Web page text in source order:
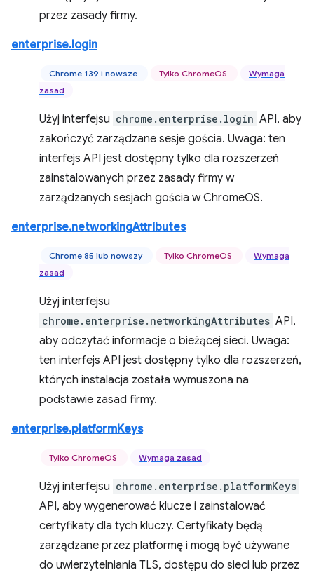
przez zasady firmy.
enterprise.login
Chrome 139 i nowsze Tylko ChromeOS
Wymaga
zasad
Użyj interfejsu chrome.enterprise.login API, aby
zakończyć zarządzane sesje gościa. Uwaga: ten
interfejs API jest dostępny tylko dla rozszerzeń
zainstalowanych przez zasady firmy w
zarządzanych sesjach gościa w ChromeOS.
enterprise.networkingAttributes
Chrome 85 lub nowszy Tylko ChromeOS
Wymaga
zasad
Użyj interfejsu
chrome.enterprise.networkingAttributes API,
aby odczytać informacje o bieżącej sieci. Uwaga:
ten interfejs API jest dostępny tylko dla rozszerzeń,
których instalacja została wymuszona na
podstawie zasad firmy.
enterprise.platformKeys
Tylko ChromeOS Wymaga zasad
Użyj interfejsu chrome.enterprise.platformKeys
API, aby wygenerować klucze i zainstalować
certyfikaty dla tych kluczy. Certyfikaty będą
zarządzane przez platformę i mogą być używane
do uwierzytelniania TLS, dostępu do sieci lub przez